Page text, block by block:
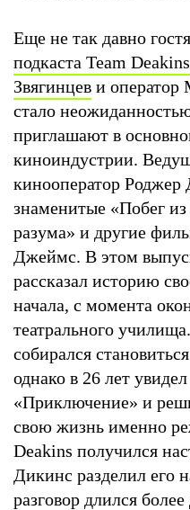
Еще не так давно
подкаста Team Deakins
Звягинцев и
стало
приглашают в
киноиндустрии.
кинооператор Роджер
знаменитые «Побег
разума» и другие
Джеймс. В этом
рассказал историю
начала, с момента
театрального
собирался
однако в 26 лет
«Приключение» и
свою жизнь именно
Deakins получился
Дикинс разделил его
разговор длился более